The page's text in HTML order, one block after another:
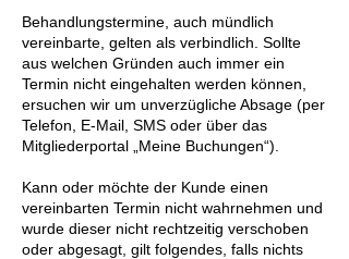
Behandlungstermine, auch mündlich
vereinbarte, gelten als verbindlich. Sollte
aus welchen Gründen auch immer ein
Termin nicht eingehalten werden können,
ersuchen wir um unverzügliche Absage (per
Telefon, E-Mail, SMS oder über das
Mitgliederportal „Meine Buchungen“).
Kann oder möchte der Kunde einen
vereinbarten Termin nicht wahrnehmen und
wurde dieser nicht rechtzeitig verschoben
oder abgesagt, gilt folgendes, falls nichts